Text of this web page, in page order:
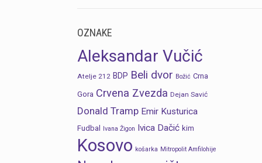
OZNAKE
Aleksandar Vučić
Atelje 212 BDP Beli dvor Božić Crna
Gora Crvena Zvezda Dejan Savić
Donald Tramp Emir Kusturica
Fudbal Ivana Žigon Ivica Dačić kim
Kosovo košarka Mitropolit Amfilohije